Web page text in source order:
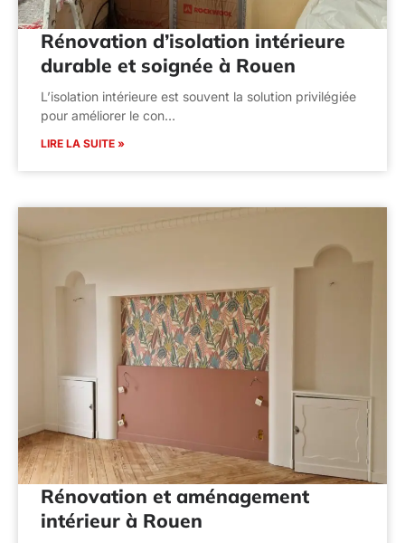
Rénovation d’isolation intérieure
durable et soignée à Rouen
L’isolation intérieure est souvent la solution privilégiée
pour améliorer le con…
LIRE LA SUITE »
Rénovation et aménagement
intérieur à Rouen